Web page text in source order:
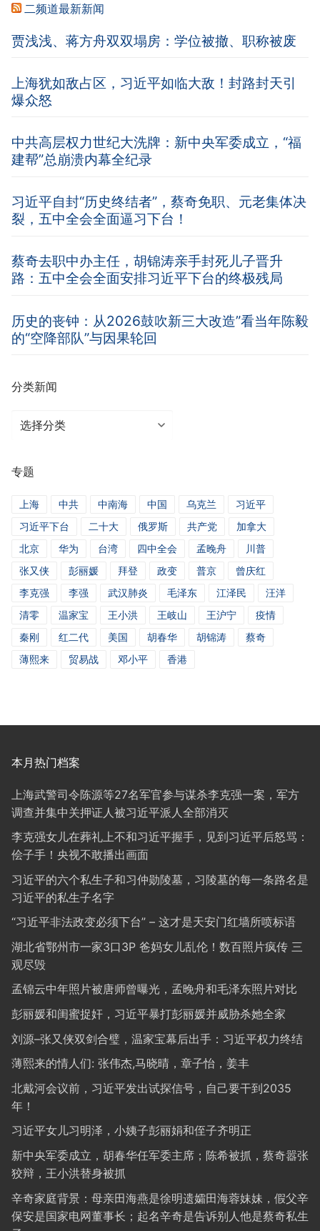
二频道最新新闻
贾浅浅、蒋方舟双双塌房：学位被撤、职称被废
上海犹如敌占区，习近平如临大敌！封路封天引
爆众怒
中共高层权力世纪大洗牌：新中央军委成立，“福
建帮”总崩溃内幕全纪录
习近平自封“历史终结者”，蔡奇免职、元老集体决
裂，五中全会全面逼习下台！
蔡奇去职中办主任，胡锦涛亲手封死儿子晋升
路：五中全会全面安排习近平下台的终极残局
历史的丧钟：从2026鼓吹新三大改造”看当年陈毅
的“空降部队”与因果轮回
分类新闻
分
闻
专题
上海 中共 中南海 中国 乌克兰
习近平
习近平下台
二十大 俄罗斯 共产党
加拿大
北京
华为 台湾 四中全会 孟晚舟
川普
张又侠
彭丽媛 拜登 政变 普京
曾庆红
李克强
李强 武汉肺炎 毛泽东 江泽民
汪洋
清零
温家宝 王小洪 王岐山 王沪宁
疫情
秦刚
红二代 美国 胡春华 胡锦涛
蔡奇
薄熙来
贸易战 邓小平 香港
本月热门档案
上海武警司令陈源等27名军官参与谋杀李克强一案，军方
调查并集中关押证人被习近平派人全部消灭
李克强女儿在葬礼上不和习近平握手，见到习近平后怒骂：
侩子手！央视不敢播出画面
习近平的六个私生子和习仲勋陵墓，习陵墓的每一条路名是
习近平的私生子名字
“习近平非法政变必须下台” – 这才是天安门红墙所喷标语
湖北省鄂州市一家3口3P 爸妈女儿乱伦！数百照片疯传 三
观尽毁
孟锦云中年照片被唐师曾曝光，孟晚舟和毛泽东照片对比
彭丽媛和闺蜜捉奸，习近平暴打彭丽媛并威胁杀她全家
刘源–张又侠双剑合璧，温家宝幕后出手：习近平权力终结
薄熙来的情人们: 张伟杰,马晓晴，章子怡，姜丰
北戴河会议前，习近平发出试探信号，自己要干到2035
年！
习近平女儿习明泽，小姨子彭丽娟和侄子齐明正
新中央军委成立，胡春华任军委主席；陈希被抓，蔡奇嚣张
狡辩，王小洪替身被抓
辛奇家庭背景：母亲田海燕是徐明遗孀田海蓉妹妹，假父辛
保安是国家电网董事长；起名辛奇是告诉别人他是蔡奇私生